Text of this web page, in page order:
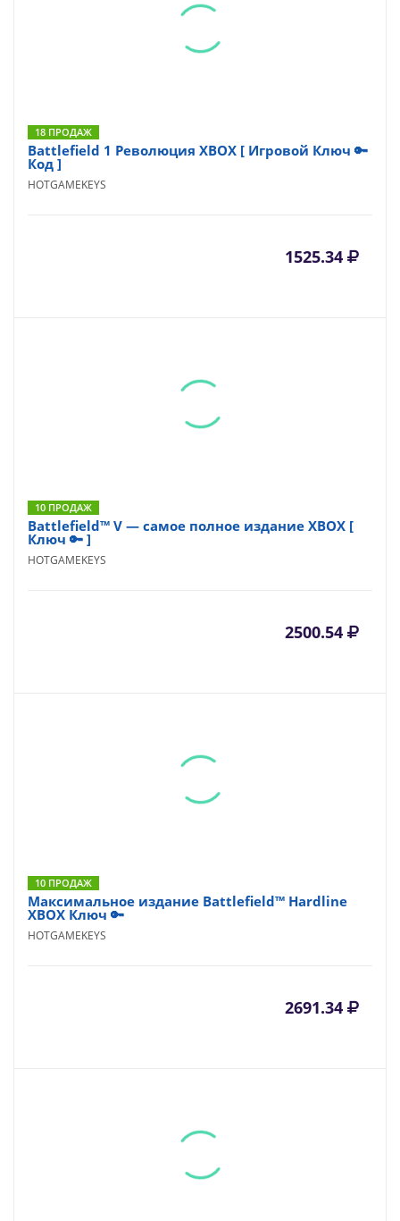
18 ПРОДАЖ
Battlefield 1 Революция XBOX [ Игровой Ключ 🔑
Код ]
HOTGAMEKEYS
1525.34
10 ПРОДАЖ
Battlefield™ V — самое полное издание XBOX [
Ключ 🔑 ]
HOTGAMEKEYS
2500.54
10 ПРОДАЖ
Максимальное издание Battlefield™ Hardline
XBOX Ключ 🔑
HOTGAMEKEYS
2691.34